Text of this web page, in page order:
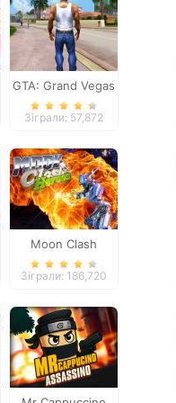
GTA: Grand Vegas
Crime
Зіграли: 57,872
Moon Clash
Heroes
Зіграли: 186,720